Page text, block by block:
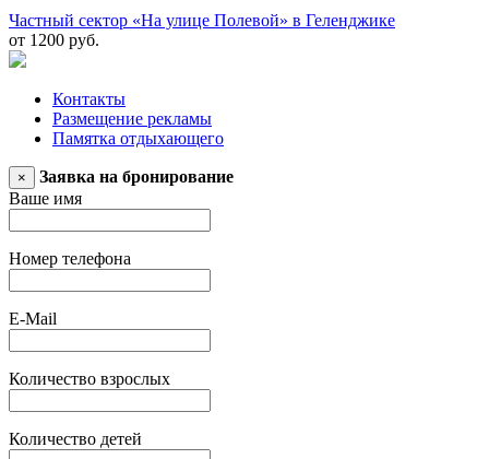
Частный сектор «На улице Полевой» в Геленджике
от 1200 руб.
Контакты
Размещение рекламы
Памятка отдыхающего
×
Заявка на бронирование
Ваше имя
Номер телефона
E-Mail
Количество взрослых
Количество детей